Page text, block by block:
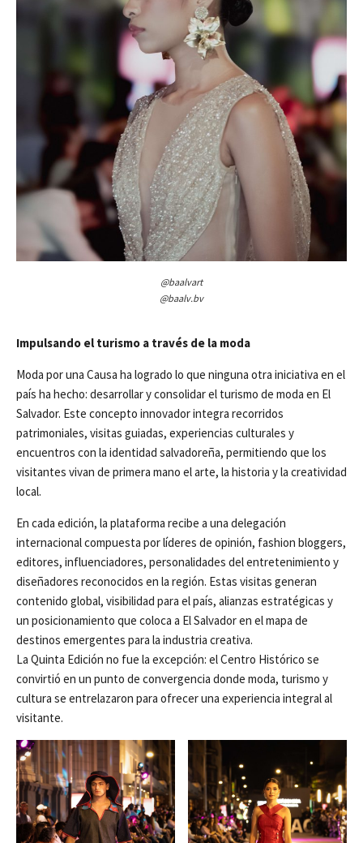
@baalvart
@baalv.bv
Impulsando el turismo a través de la moda
Moda por una Causa ha logrado lo que ninguna otra iniciativa en el
país ha hecho: desarrollar y consolidar el turismo de moda en El
Salvador. Este concepto innovador integra recorridos
patrimoniales, visitas guiadas, experiencias culturales y
encuentros con la identidad salvadoreña, permitiendo que los
visitantes vivan de primera mano el arte, la historia y la creatividad
local.
En cada edición, la plataforma recibe a una delegación
internacional compuesta por líderes de opinión, fashion bloggers,
editores, influenciadores, personalidades del entretenimiento y
diseñadores reconocidos en la región. Estas visitas generan
contenido global, visibilidad para el país, alianzas estratégicas y
un posicionamiento que coloca a El Salvador en el mapa de
destinos emergentes para la industria creativa.
La Quinta Edición no fue la excepción: el Centro Histórico se
convirtió en un punto de convergencia donde moda, turismo y
cultura se entrelazaron para ofrecer una experiencia integral al
visitante.